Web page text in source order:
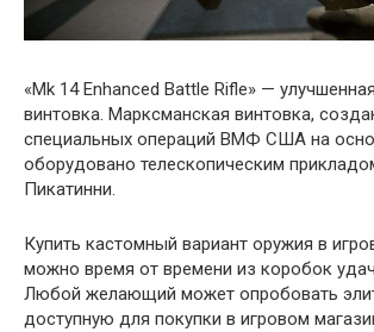
«Mk 14 Enhanced Battle Rifle» —
винтовка. Марксманская винтовка,
специальных операций ВМФ США на
оборудовано телескопическим
Пикатинни.
Купить кастомный вариант оружия в
можно время от времени из коробок
Любой желающий может опробовать
доступную для покупки в игровом